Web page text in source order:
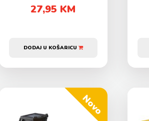
27,95 KM
DODAJ U KOŠARICU
Novo